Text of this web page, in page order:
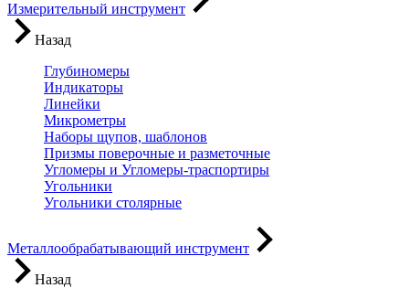
Измерительный инструмент
Назад
Глубиномеры
Индикаторы
Линейки
Микрометры
Наборы щупов, шаблонов
Призмы поверочные и разметочные
Угломеры и Угломеры-траспортиры
Угольники
Угольники столярные
Металлообрабатывающий инструмент
Назад